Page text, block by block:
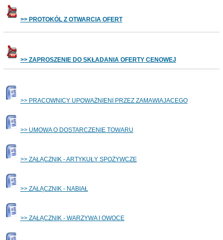
>> PROTOKÓL Z OTWARCIA OFERT
>> ZAPROSZENIE DO SKŁADANIA OFERTY CENOWEJ
>> PRACOWNICY UPOWAŻNIENI PRZEZ ZAMAWIAJACEGO
>> UMOWA O DOSTARCZENIE TOWARU
>> ZAŁĄCZNIK - ARTYKUŁY SPOŻYWCZE
>> ZAŁĄCZNIK - NABIAŁ
>> ZAŁĄCZNIK - WARZYWA I OWOCE